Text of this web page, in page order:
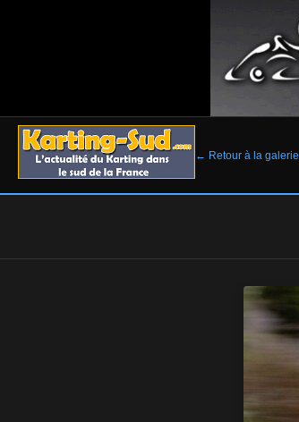
← Retour à la galerie